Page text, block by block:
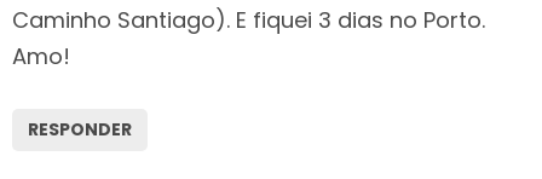
Caminho Santiago). E fiquei 3 dias no Porto.
Amo!
RESPONDER